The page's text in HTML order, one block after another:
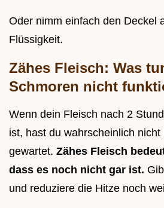
Oder nimm einfach den Deckel
Flüssigkeit.
Zähes Fleisch: Was
Schmoren nicht
Wenn dein Fleisch nach 2
ist, hast du wahrscheinlich nicht
gewartet. Zähes Fleisch
dass es noch nicht gar ist.
und reduziere die Hitze noch